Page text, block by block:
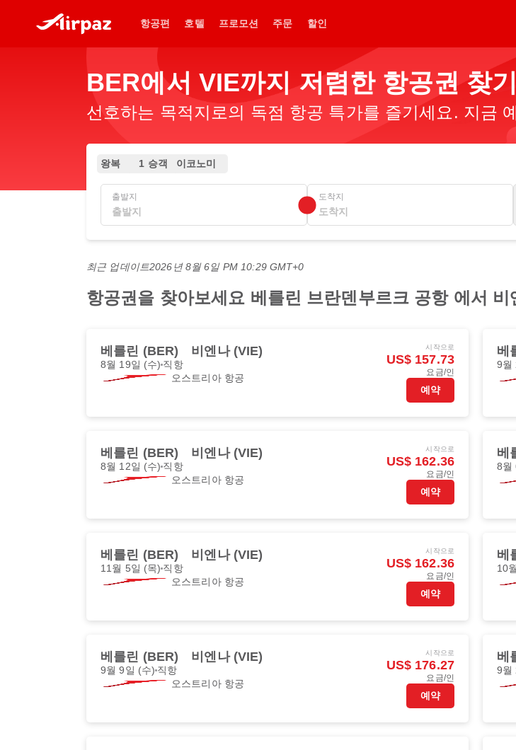
항공편 호텔 프로모션 주문 할인
BER에서 VIE까지 저렴한 항공권 찾기
선호하는 목적지로의 독점 항공 특가를 즐기세요. 지금
왕복 1 승객 이코노미
출발지 도착지
최근 업데이트2026년 8월 6일 PM 10:29 GMT+0
항공권을 찾아보세요 베를린 브란덴부르크 공항 에서 비
베를린 (BER) 비엔나 (VIE)
8월 19일 (수) 직항
오스트리아 항공
시작으로
US$ 157.73
요금/인
예약
베
9월
베를린 (BER) 비엔나 (VIE)
8월 12일 (수) 직항
오스트리아 항공
시작으로
US$ 162.36
요금/인
예약
베
8월
베를린 (BER) 비엔나 (VIE)
11월 5일 (목) 직항
오스트리아 항공
시작으로
US$ 162.36
요금/인
예약
베
10
베를린 (BER) 비엔나 (VIE)
9월 9일 (수) 직항
오스트리아 항공
시작으로
US$ 176.27
요금/인
예약
베
9월